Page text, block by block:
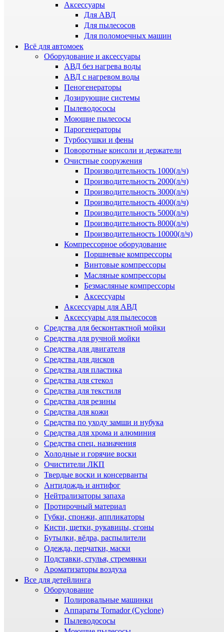
Аксессуары
Для АВД
Для пылесосов
Для поломоечных машин
Всё для автомоек
Оборудование и аксессуары
АВД без нагрева воды
АВД с нагревом воды
Пеногенераторы
Дозирующие системы
Пылеводососы
Моющие пылесосы
Парогенераторы
Турбосушки и фены
Поворотные консоли и держатели
Очистные сооружения
Производительность 1000(л/ч)
Производительность 2000(л/ч)
Производительность 3000(л/ч)
Производительность 4000(л/ч)
Производительность 5000(л/ч)
Производительность 8000(л/ч)
Производительность 10000(л/ч)
Компрессорное оборудование
Поршневые компрессоры
Винтовые компрессоры
Масляные компрессоры
Безмасляные компрессоры
Аксессуары
Аксессуары для АВД
Аксессуары для пылесосов
Средства для бесконтактной мойки
Средства для ручной мойки
Средства для двигателя
Средства для дисков
Средства для пластика
Средства для стекол
Средства для текстиля
Средства для резины
Средства для кожи
Средства по уходу замши и нубука
Средства для хрома и алюминия
Средства спец. назначения
Холодные и горячие воски
Очистители ЛКП
Твердые воски и консерванты
Антидождь и антифог
Нейтрализаторы запаха
Протирочный материал
Губки, спонжи, аппликаторы
Кисти, щетки, рукавицы, сгоны
Бутылки, вёдра, распылители
Одежда, перчатки, маски
Подставки, стулья, стремянки
Ароматизаторы воздуха
Все для детейлинга
Оборудование
Полировальные машинки
Аппараты Tornador (Cyclone)
Пылеводососы